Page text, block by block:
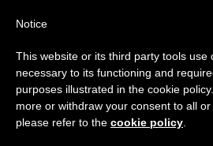
الحبري لراعوية
المهاجرين والتنقلين
Notice
This website or its third party tools use
necessary to its functioning and
purposes illustrated in the cookie
more or withdraw your consent to all
please refer to the cookie policy